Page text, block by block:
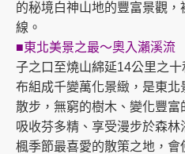
的秘境白神山地的豐富景觀，
線。
■東北美景之最～奧入瀨溪流
子之口至燒山綿延14公里之
布組成千變萬化景緻，是東北
散步，無窮的樹木、變化豐富
吸收芬多精、享受漫步於森
楓季節最喜愛的散策之地，會